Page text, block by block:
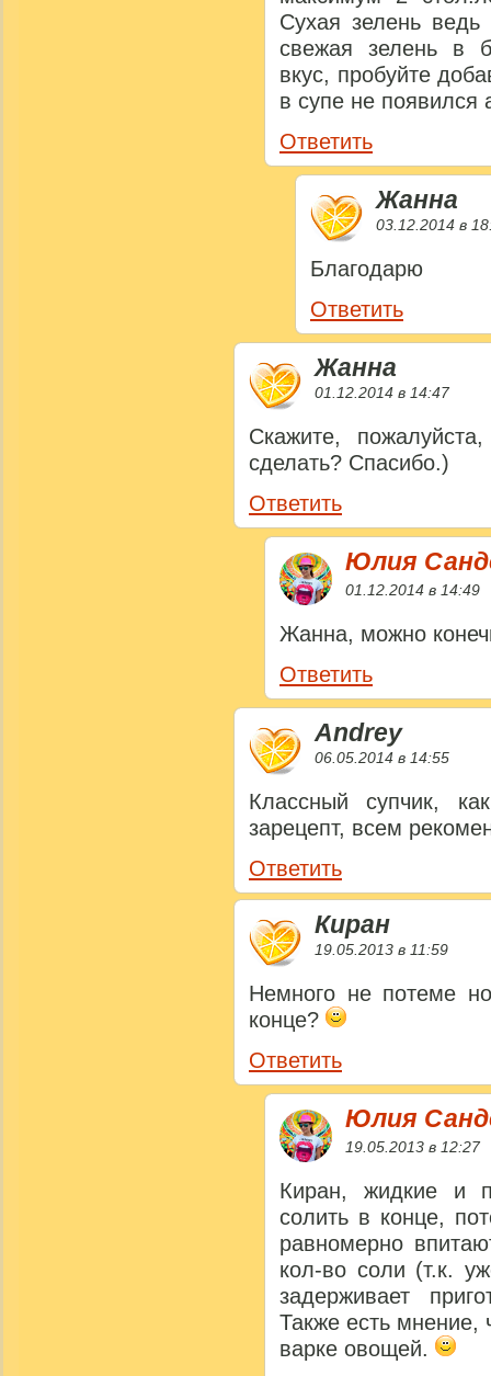
Сухая зелень
свежая зелень в
вкус, пробуйте
в супе не появился
Ответить
Жанна
03.12.2014 в
Благодарю
Ответить
Жанна
01.12.2014 в 14:47
Скажите,
сделать? Спасибо.)
Ответить
Юлия
01.12.2014 в 14:49
Жанна, можно
Ответить
Andrey
06.05.2014 в 14:55
Классный супчик,
зарецепт, всем
Ответить
Киран
19.05.2013 в 11:59
Немного не потеме
конце?
Ответить
Юлия
19.05.2013 в 12:27
Киран, жидкие и
солить в конце,
равномерно
кол-во соли (т.к.
задерживает
Также есть мнение,
варке овощей.